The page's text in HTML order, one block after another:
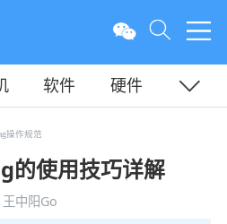
软件
硬件
操作规范
的使用技巧详解
中阳Go